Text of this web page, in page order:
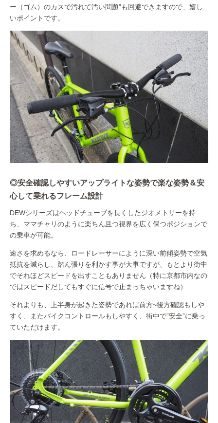
ー（ゴム）のカスで汚れて汚い問題”も回避できますので、嬉し
いポイントです。
◎安全確認しやすいアップライトな姿勢で楽な姿勢＆安
心して乗れるフレーム設計
DEWシリーズはヘッドチューブを長くしたジオメトリーを持
ち、ママチャリのように楽ちん且つ視界を広く保つポジションで
の乗車が可能。
速さを求めるなら、ロードレーサーにように深い前傾姿勢で空気
抵抗を減らし、踏ん張りを利かす事が大事ですが、もとより街中
でそれほどスピードを出すこともありません（特に京都市内なの
ではスピードだしてもすぐに信号で止まっちゃいますね）
それよりも、上半身が起きた姿勢であれば前方~後方確認もしや
すく、またバイクコントロールもしやすく、街中で”安全”に乗っ
ていただけます。